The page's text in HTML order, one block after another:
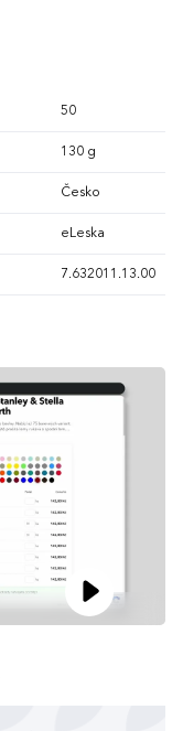
50
130 g
Česko
eLeska
7.632011.13.00